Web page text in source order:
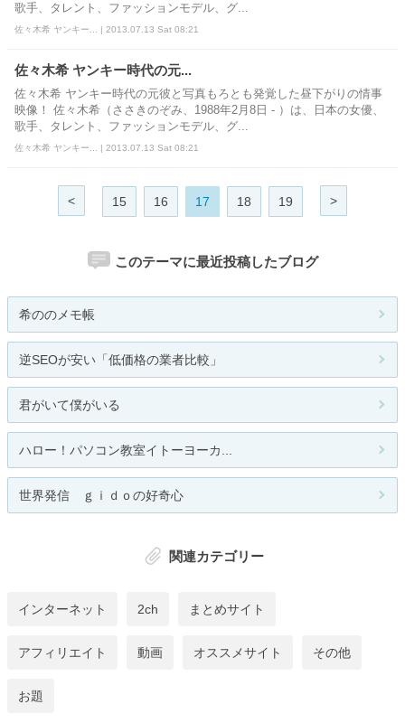
歌手、タレント、ファッションモデル、グ...
佐々木希 ヤンキー... | 2013.07.13 Sat 08:21
佐々木希 ヤンキー時代の元...
佐々木希 ヤンキー時代の元彼と写真もろとも発覚した昼下がりの情事
映像！ 佐々木希（ささきのぞみ、1988年2月8日 - ）は、日本の女優、
歌手、タレント、ファッションモデル、グ...
佐々木希 ヤンキー... | 2013.07.13 Sat 08:21
< 15 16 17 18 19 >
このテーマに最近投稿したブログ
希ののメモ帳
逆SEOが安い「低価格の業者比較」
君がいて僕がいる
ハロー！パソコン教室イトーヨーカ...
世界発信 ｇｉｄｏの好奇心
関連カテゴリー
インターネット 2ch まとめサイト
アフィリエイト 動画 オススメサイト その他
お題